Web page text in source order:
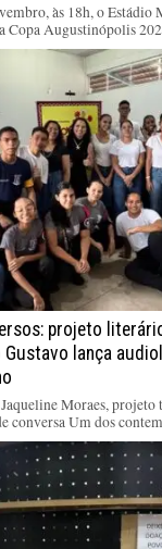
às 18h, o
Copa Augustinópolis
projeto
Gustavo lança
Moraes, projeto
conversa Um dos